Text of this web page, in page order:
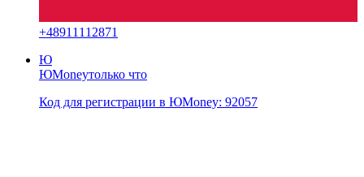
+48911112871
Ю
ЮMoneyтолько что
Код для регистрации в ЮMoney: 92057